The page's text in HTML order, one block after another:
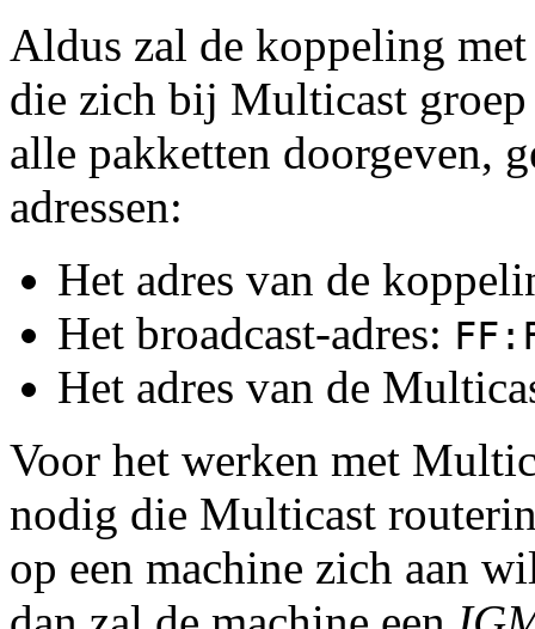
Aldus zal de koppeling
die zich bij Multicast
alle pakketten doorgeven,
adressen:
Het adres van de
Het broadcast-adres:
Het adres van de
Voor het werken met
nodig die Multicast
op een machine zich aan